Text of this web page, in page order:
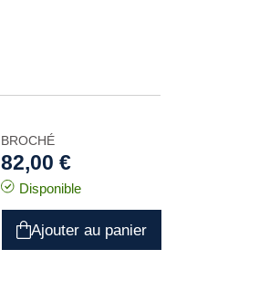
BROCHÉ
82,00 €
Disponible
Ajouter au panier